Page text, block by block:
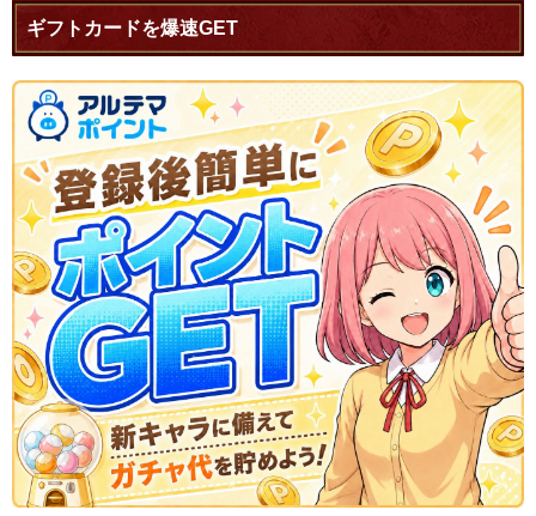
ギフトカードを爆速GET